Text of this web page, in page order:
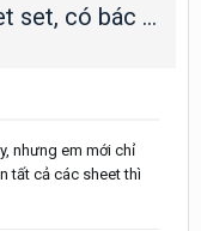
Muốn in hàng loạt trong sheet set, có bác nào pro, hướng dẫn anh em nưa đi ạ!
nhưng em mới chỉ
tất cả các sheet thì